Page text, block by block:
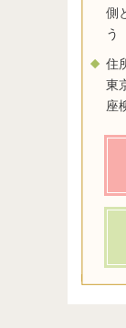
側
う
住
東
座